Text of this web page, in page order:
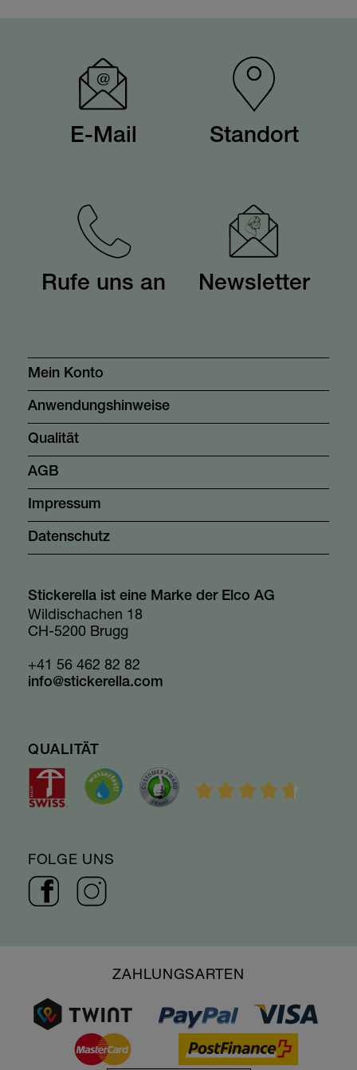
E-Mail Standort
Rufe uns an Newsletter
Mein Konto
Anwendungshinweise
Qualität
AGB
Impressum
Datenschutz
Stickerella ist eine Marke der Elco AG
Wildischachen 18
CH-5200 Brugg
+41 56 462 82 82
info@stickerella.com
QUALITÄT
FOLGE UNS
ZAHLUNGSARTEN